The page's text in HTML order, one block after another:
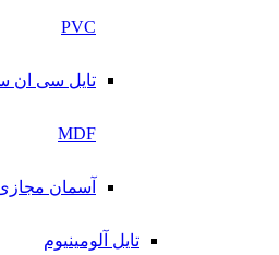
PVC
MDF
آسمان مجازی
تایل آلومینیوم